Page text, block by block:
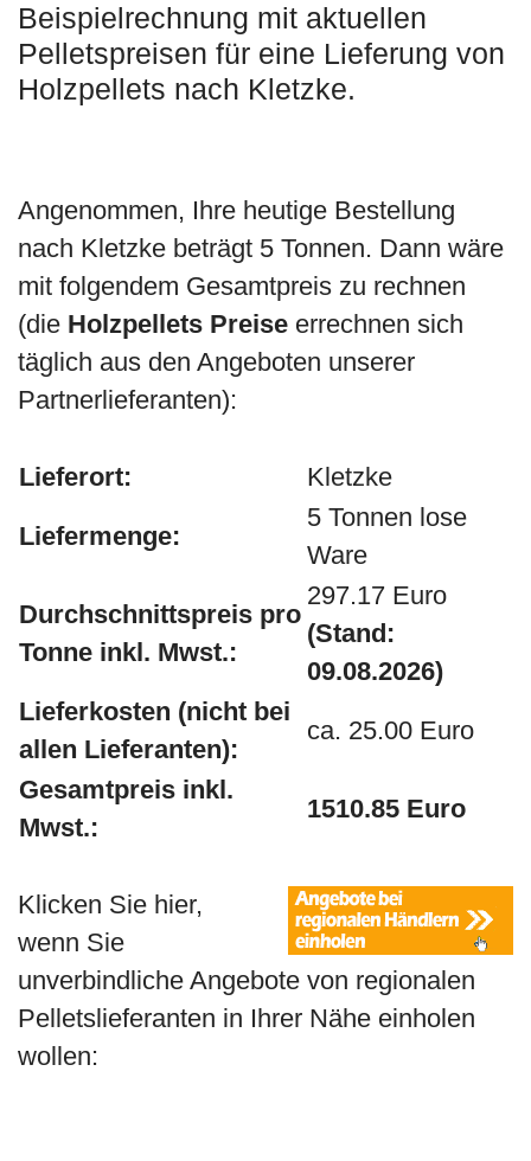
Beispielrechnung mit aktuellen
Pelletspreisen für eine Lieferung von
Holzpellets nach Kletzke.
Angenommen, Ihre heutige Bestellung
nach Kletzke beträgt 5 Tonnen. Dann wäre
mit folgendem Gesamtpreis zu rechnen
(die Holzpellets Preise errechnen sich
täglich aus den Angeboten unserer
Partnerlieferanten):
Lieferort:
Kletzke
Liefermenge:
5 Tonnen lose
Ware
Durchschnittspreis pro
Tonne inkl. Mwst.:
297.17 Euro
(Stand:
09.08.2026)
Lieferkosten (nicht bei
allen Lieferanten):
ca. 25.00 Euro
Gesamtpreis inkl.
Mwst.:
1510.85 Euro
Klicken Sie hier,
wenn Sie
unverbindliche Angebote von regionalen
Pelletslieferanten in Ihrer Nähe einholen
wollen: